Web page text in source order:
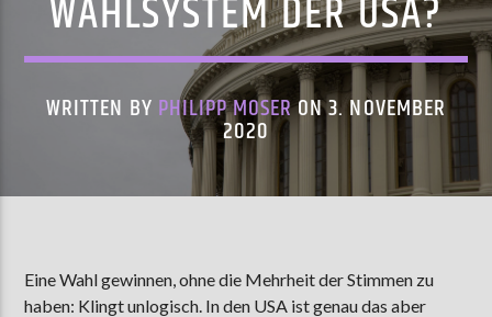
IF I WERE YOU
WAHLSYSTEM DER USA?
WRITTEN BY PHILIPP MOSERON 3. NOVEMBER
2020
Eine Wahl gewinnen, ohne die Mehrheit der Stimmen zu
haben: Klingt unlogisch. In den USA ist genau das aber